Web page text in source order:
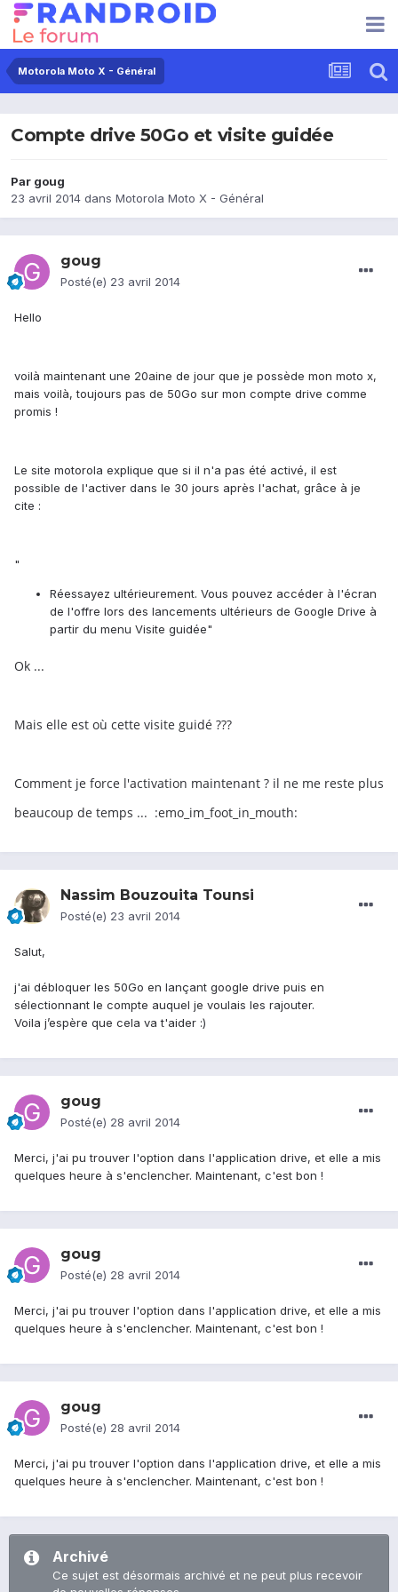
Motorola Moto X - Général
Compte drive 50Go et visite guidée
Par goug
23 avril 2014 dans Motorola Moto X - Général
goug
Posté(e) 23 avril 2014
Hello
voilà maintenant une 20aine de jour que je possède mon moto x,
mais voilà, toujours pas de 50Go sur mon compte drive comme
promis !
Le site motorola explique que si il n'a pas été activé, il est
possible de l'activer dans le 30 jours après l'achat, grâce à je
cite :
"
Réessayez ultérieurement. Vous pouvez accéder à l'écran
de l'offre lors des lancements ultérieurs de Google Drive à
partir du menu Visite guidée"
Ok ...
Mais elle est où cette visite guidé ???
Comment je force l'activation maintenant ? il ne me reste plus
beaucoup de temps ... :emo_im_foot_in_mouth:
Nassim Bouzouita Tounsi
Posté(e) 23 avril 2014
Salut,
j'ai débloquer les 50Go en lançant google drive puis en
sélectionnant le compte auquel je voulais les rajouter.
Voila j’espère que cela va t'aider :)
goug
Posté(e) 28 avril 2014
Merci, j'ai pu trouver l'option dans l'application drive, et elle a mis
quelques heure à s'enclencher. Maintenant, c'est bon !
goug
Posté(e) 28 avril 2014
Merci, j'ai pu trouver l'option dans l'application drive, et elle a mis
quelques heure à s'enclencher. Maintenant, c'est bon !
goug
Posté(e) 28 avril 2014
Merci, j'ai pu trouver l'option dans l'application drive, et elle a mis
quelques heure à s'enclencher. Maintenant, c'est bon !
Archivé
Ce sujet est désormais archivé et ne peut plus recevoir